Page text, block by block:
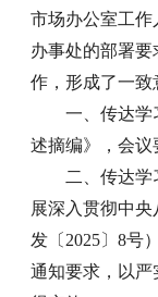
市场办公室工作
办事处的部署
作，形成了一致
一、传达学
述摘编》，会议
二、传达
展深入贯彻中
发〔2025〕8号
通知要求，以严